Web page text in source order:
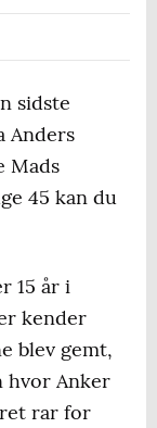
sidste
Anders
Mads
45 kan du
15 år i
kender
blev gemt,
hvor Anker
rar for